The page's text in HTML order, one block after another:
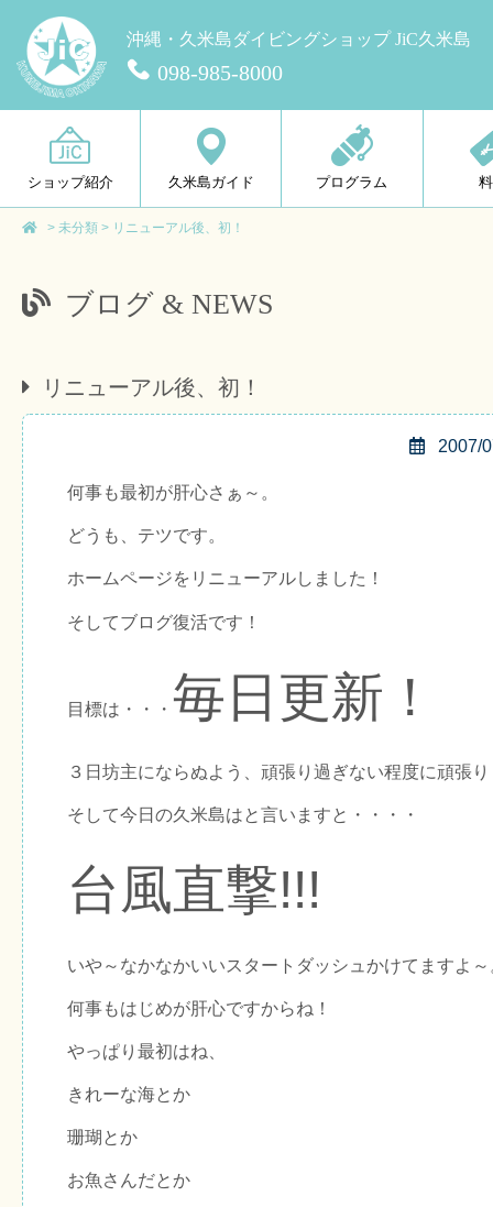
沖縄・久米島ダイビングショップ JiC久米島
098-985-8000
ショップ紹介 久米島ガイド プログラム
> 未分類 > リニューアル後、初！
ブログ & NEWS
リニューアル後、初！
2007/
何事も最初が肝心さぁ～。
どうも、テツです。
ホームページをリニューアルしました！
そしてブログ復活です！
目標は・・・ 毎日更新！
３日坊主にならぬよう、頑張り過ぎない程度に頑張
そして今日の久米島はと言いますと・・・・
台風直撃!!!
いや～なかなかいいスタートダッシュかけてますよ～
何事もはじめが肝心ですからね！
やっぱり最初はね、
きれーな海とか
珊瑚とか
お魚さんだとか